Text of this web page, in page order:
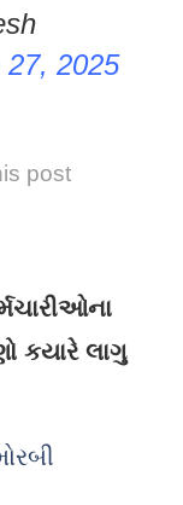
27, 2025
post
કયારે લાગુ